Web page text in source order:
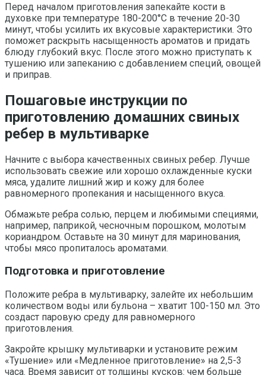
Перед началом приготовления запекайте кости в
духовке при температуре 180-200°C в течение 20-30
минут, чтобы усилить их вкусовые характеристики. Это
поможет раскрыть насыщенность ароматов и придать
блюду глубокий вкус. После этого можно приступать к
тушению или запеканию с добавлением специй, овощей
и приправ.
Пошаговые инструкции по
приготовлению домашних свиных
ребер в мультиварке
Начните с выбора качественных свиных ребер. Лучше
использовать свежие или хорошо охлажденные куски
мясa, удалите лишний жир и кожу для более
равномерного пропекания и насыщенного вкуса.
Обмажьте ребра солью, перцем и любимыми специями,
например, паприкой, чесночным порошком, молотым
кориандром. Оставьте на 30 минут для маринования,
чтобы мясо пропиталось ароматами.
Подготовка и приготовление
Положите ребра в мультиварку, залейте их небольшим
количеством воды или бульона – хватит 100-150 мл. Это
создаст паровую среду для равномерного
приготовления.
Закройте крышку мультиварки и установите режим
«Тушение» или «Медленное приготовление» на 2,5-3
часа. Время зависит от толщины кусков: чем больше